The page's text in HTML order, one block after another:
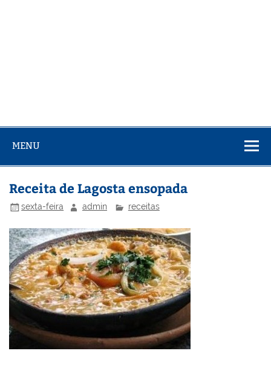
MENU
Receita de Lagosta ensopada
sexta-feira admin receitas